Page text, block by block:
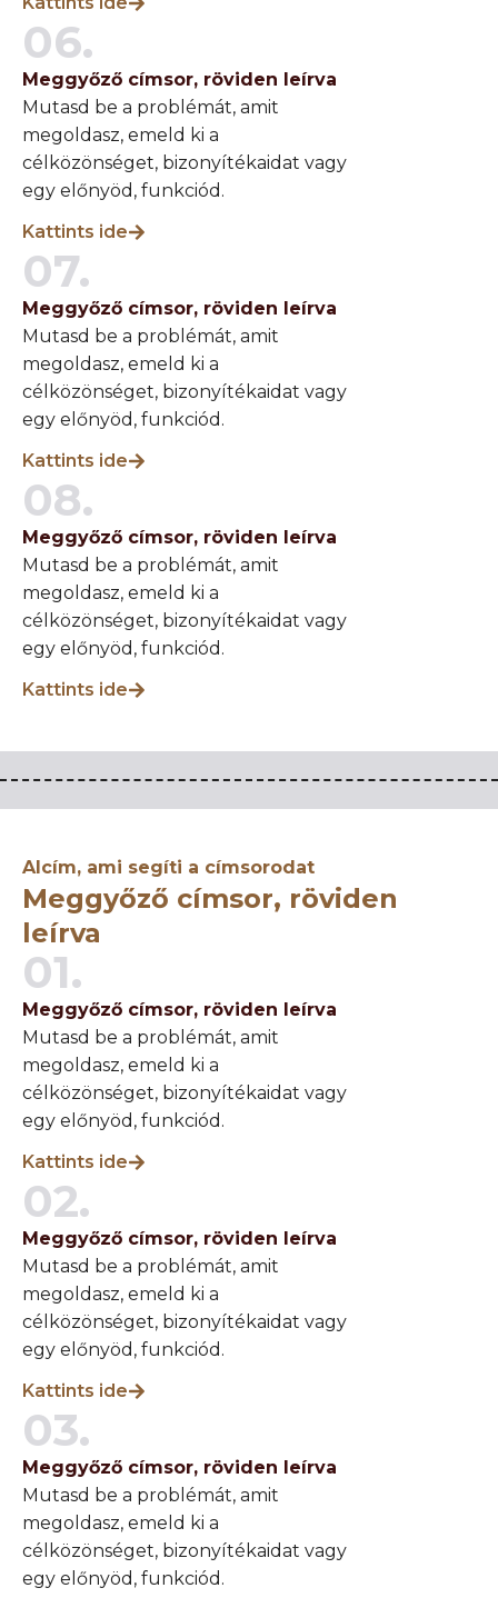
06.
Meggyőző címsor, röviden leírva
Mutasd be a problémát, amit
megoldasz, emeld ki a
célközönséget, bizonyítékaidat vagy
egy előnyöd, funkciód.
Kattints ide
07.
Meggyőző címsor, röviden leírva
Mutasd be a problémát, amit
megoldasz, emeld ki a
célközönséget, bizonyítékaidat vagy
egy előnyöd, funkciód.
Kattints ide
08.
Meggyőző címsor, röviden leírva
Mutasd be a problémát, amit
megoldasz, emeld ki a
célközönséget, bizonyítékaidat vagy
egy előnyöd, funkciód.
Kattints ide
Alcím, ami segíti a címsorodat
Meggyőző címsor, röviden
leírva
01.
Meggyőző címsor, röviden leírva
Mutasd be a problémát, amit
megoldasz, emeld ki a
célközönséget, bizonyítékaidat vagy
egy előnyöd, funkciód.
Kattints ide
02.
Meggyőző címsor, röviden leírva
Mutasd be a problémát, amit
megoldasz, emeld ki a
célközönséget, bizonyítékaidat vagy
egy előnyöd, funkciód.
Kattints ide
03.
Meggyőző címsor, röviden leírva
Mutasd be a problémát, amit
megoldasz, emeld ki a
célközönséget, bizonyítékaidat vagy
egy előnyöd, funkciód.